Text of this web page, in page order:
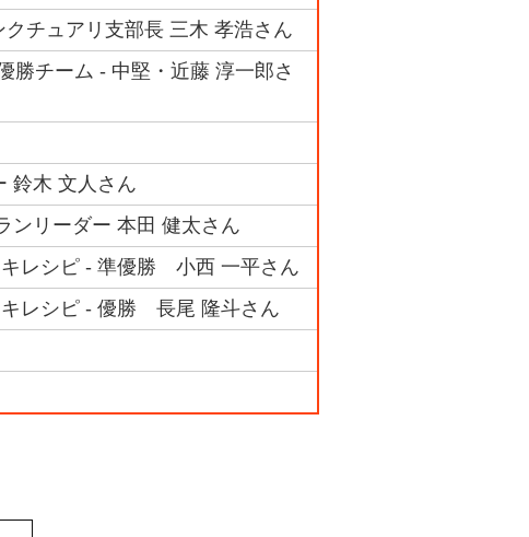
チュアリ支部長 三木 孝浩さん
勝チーム - 中堅・近藤 淳一郎さ
鈴木 文人さん
ンリーダー 本田 健太さん
レシピ - 準優勝 小西 一平さん
キレシピ - 優勝 長尾 隆斗さん